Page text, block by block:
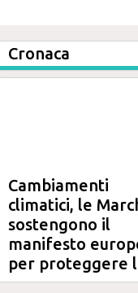
Cronaca
Cambiamenti
climatici, le
sostengono il
manifesto
per proteggere
aree costiere